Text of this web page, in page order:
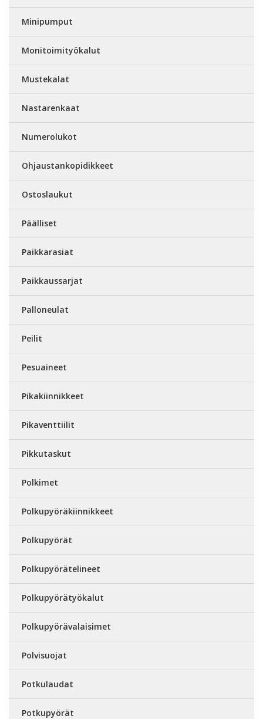
Minipumput
Monitoimityökalut
Mustekalat
Nastarenkaat
Numerolukot
Ohjaustankopidikkeet
Ostoslaukut
Päälliset
Paikkarasiat
Paikkaussarjat
Palloneulat
Peilit
Pesuaineet
Pikakiinnikkeet
Pikaventtiilit
Pikkutaskut
Polkimet
Polkupyöräkiinnikkeet
Polkupyörät
Polkupyörätelineet
Polkupyörätyökalut
Polkupyörävalaisimet
Polvisuojat
Potkulaudat
Potkupyörät